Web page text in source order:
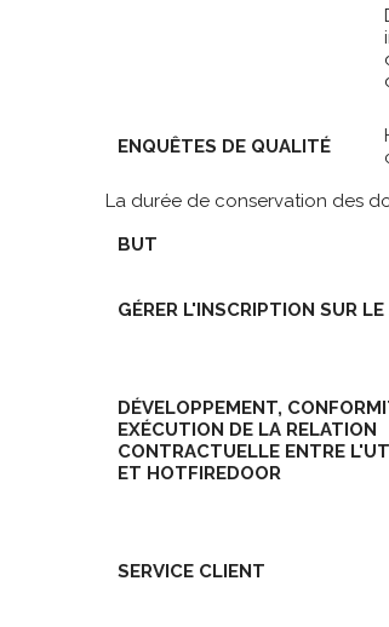
ENQUÊTES DE QUALITÉ
La durée de conservation des
BUT
GÉRER L'INSCRIPTION SUR
DÉVELOPPEMENT,
EXÉCUTION DE LA RELATION
CONTRACTUELLE ENTRE
ET HOTFIREDOOR
SERVICE CLIENT